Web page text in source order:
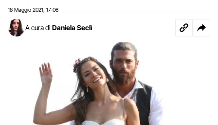
18 Maggio 2021 17:06
A cura di Daniela Seclì